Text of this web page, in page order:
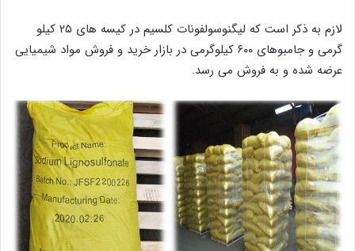
لازم به ذکر است که لیگنوسولفونات‌ کلسیم در کیسه‌ های ۲۵ کیلو
گرمی و جامبوهای ۶۰۰ کیلوگرمی در بازار خرید و فروش مواد شیمیایی
عرضه شده و به فروش می رسد.